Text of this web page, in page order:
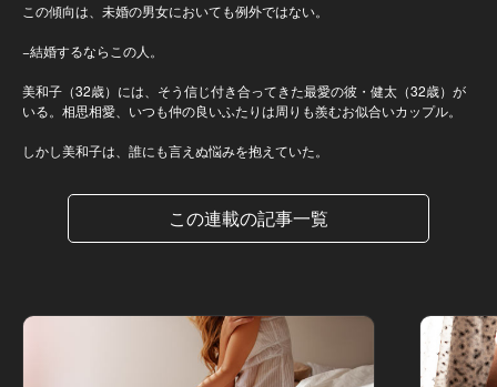
この傾向は、未婚の男女においても例外ではない。
−結婚するならこの人。
美和子（32歳）には、そう信じ付き合ってきた最愛の彼・健太（32歳）が
いる。相思相愛、いつも仲の良いふたりは周りも羨むお似合いカップル。
しかし美和子は、誰にも言えぬ悩みを抱えていた。
この連載の記事一覧